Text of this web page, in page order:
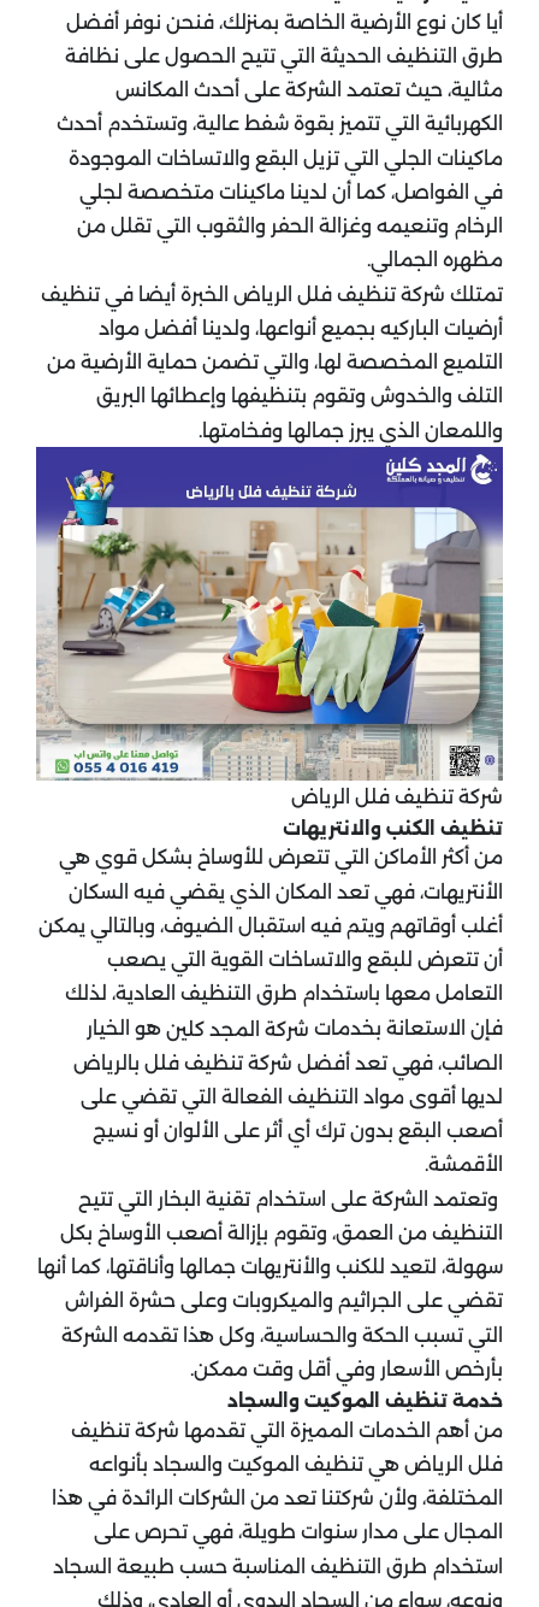
أيا كان نوع الأرضية الخاصة بمنزلك، فنحن نوفر أفضل
طرق التنظيف الحديثة التي تتيح الحصول على نظافة
مثالية، حيث تعتمد الشركة على أحدث المكانس
الكهربائية التي تتميز بقوة شفط عالية، وتستخدم أحدث
ماكينات الجلي التي تزيل البقع والاتساخات الموجودة
في الفواصل، كما أن لدينا ماكينات متخصصة لجلي
الرخام وتنعيمه وغزالة الحفر والثقوب التي تقلل من
مظهره الجمالي.
تمتلك شركة تنظيف فلل الرياض الخبرة أيضا في تنظيف
أرضيات الباركيه بجميع أنواعها، ولدينا أفضل مواد
التلميع المخصصة لها، والتي تضمن حماية الأرضية من
التلف والخدوش وتقوم بتنظيفها وإعطائها البريق
واللمعان الذي يبرز جمالها وفخامتها.
شركة تنظيف فلل الرياض
تنظيف الكنب والانتريهات
من أكثر الأماكن التي تتعرض للأوساخ بشكل قوي هي
الأنتريهات، فهي تعد المكان الذي يقضي فيه السكان
أغلب أوقاتهم ويتم فيه استقبال الضيوف، وبالتالي يمكن
أن تتعرض للبقع والاتساخات القوية التي يصعب
التعامل معها باستخدام طرق التنظيف العادية، لذلك
فإن الاستعانة بخدمات شركة المجد كلين هو الخيار
الصائب، فهي تعد أفضل شركة تنظيف فلل بالرياض
لديها أقوى مواد التنظيف الفعالة التي تقضي على
أصعب البقع بدون ترك أي أثر على الألوان أو نسيج
الأقمشة.
وتعتمد الشركة على استخدام تقنية البخار التي تتيح
التنظيف من العمق، وتقوم بإزالة أصعب الأوساخ بكل
سهولة، لتعيد للكنب والأنتريهات جمالها وأناقتها، كما أنها
تقضي على الجراثيم والميكروبات وعلى حشرة الفراش
التي تسبب الحكة والحساسية، وكل هذا تقدمه الشركة
بأرخص الأسعار وفي أقل وقت ممكن.
خدمة تنظيف الموكيت والسجاد
من أهم الخدمات المميزة التي تقدمها شركة تنظيف
فلل الرياض هي تنظيف الموكيت والسجاد بأنواعه
المختلفة، ولأن شركتنا تعد من الشركات الرائدة في هذا
المجال على مدار سنوات طويلة، فهي تحرص على
استخدام طرق التنظيف المناسبة حسب طبيعة السجاد
ونوعه، سواء من السجاد اليدوي أو العادي، وذلك